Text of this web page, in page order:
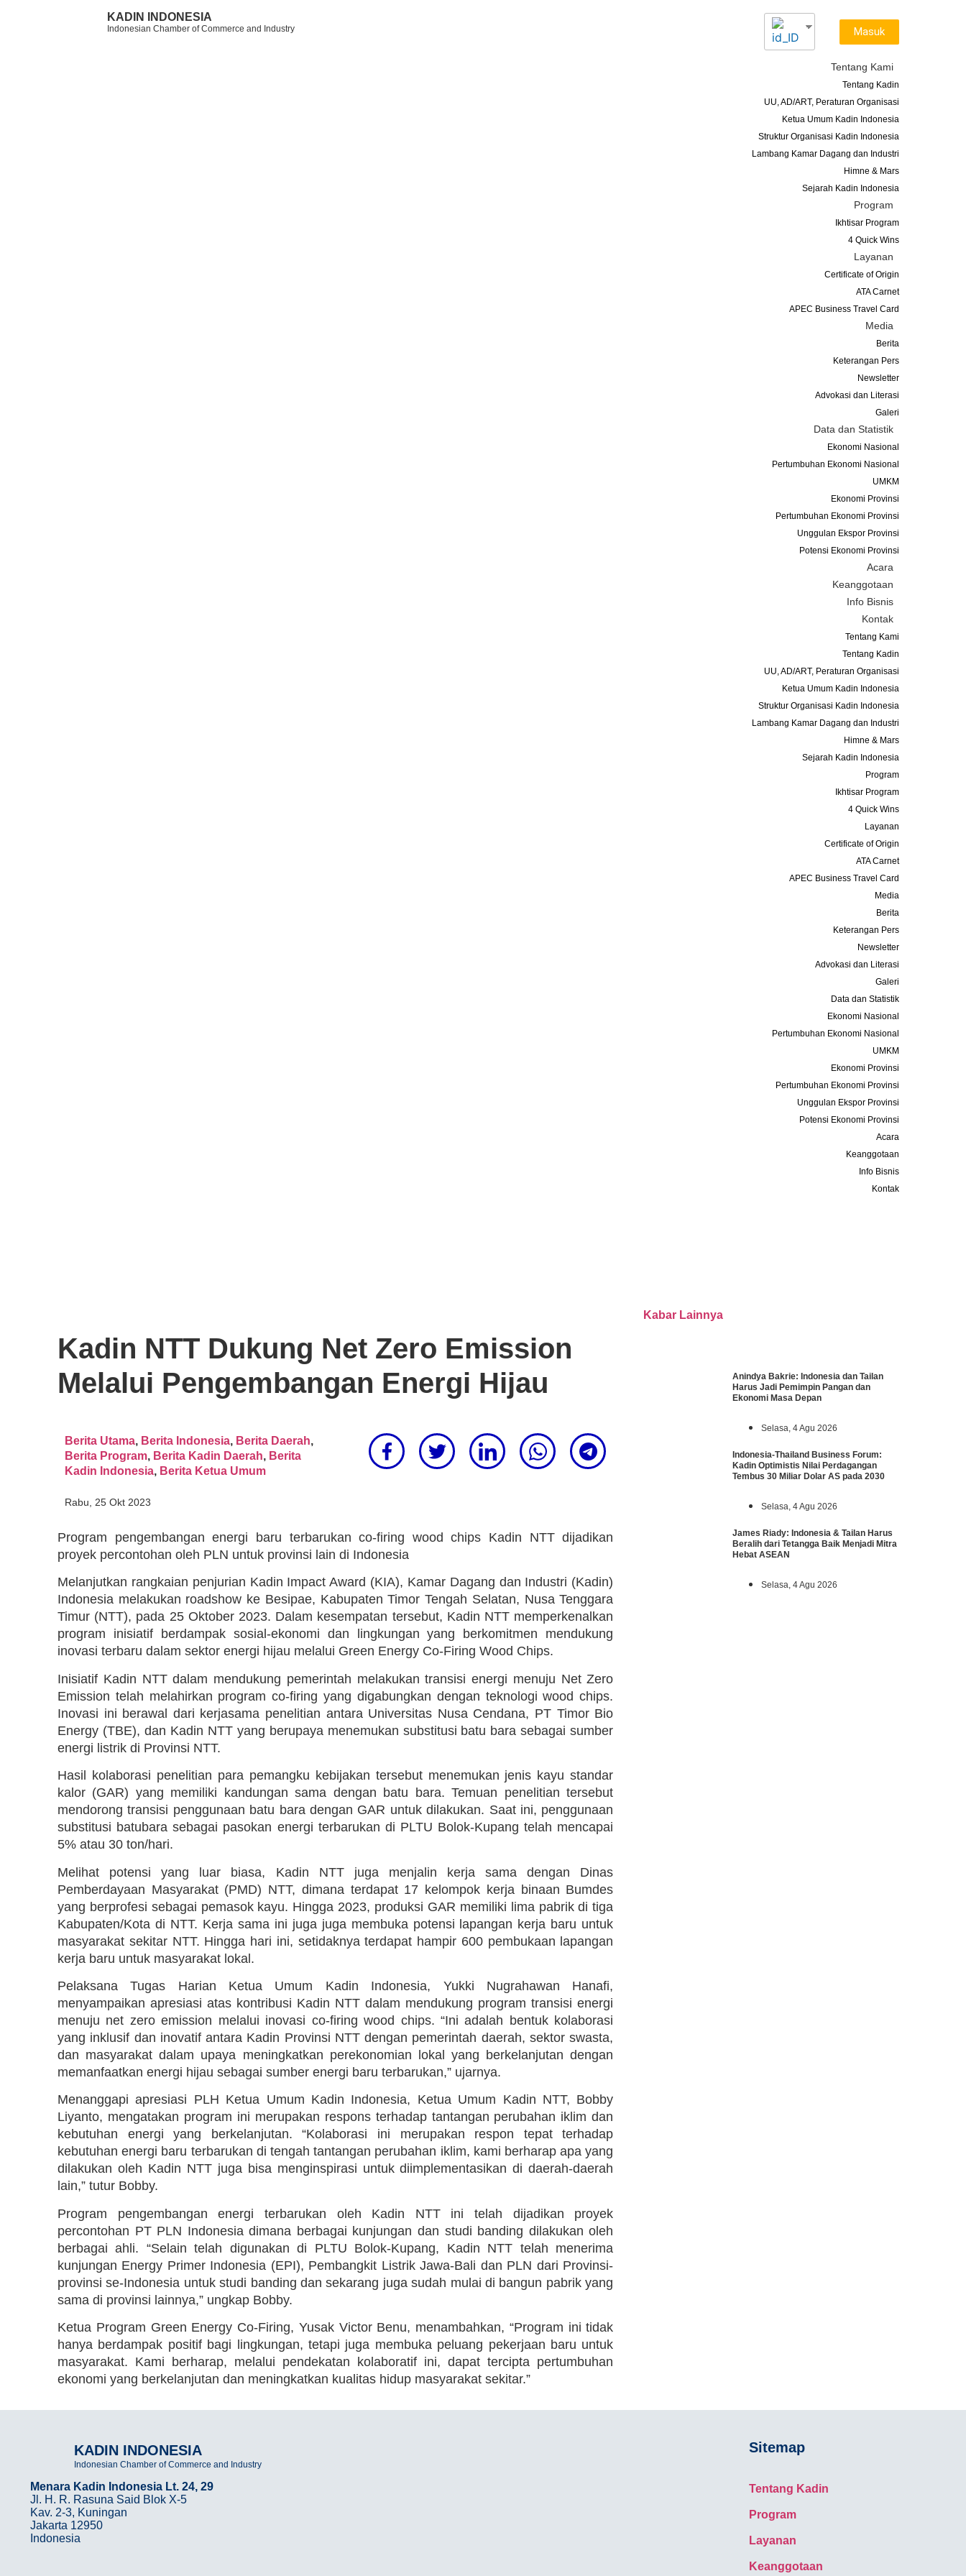
KADIN INDONESIA
Indonesian Chamber of Commerce and Industry Masuk
Tentang Kami
Tentang Kadin
UU, AD/ART, Peraturan Organisasi
Ketua Umum Kadin Indonesia
Struktur Organisasi Kadin Indonesia
Lambang Kamar Dagang dan Industri
Himne & Mars
Sejarah Kadin Indonesia
Program
Ikhtisar Program
4 Quick Wins
Layanan
Certificate of Origin
ATA Carnet
APEC Business Travel Card
Media
Berita
Keterangan Pers
Newsletter
Advokasi dan Literasi
Galeri
Data dan Statistik
Ekonomi Nasional
Pertumbuhan Ekonomi Nasional
UMKM
Ekonomi Provinsi
Pertumbuhan Ekonomi Provinsi
Unggulan Ekspor Provinsi
Potensi Ekonomi Provinsi
Acara
Keanggotaan
Info Bisnis
Kontak
Tentang Kami
Tentang Kadin
UU, AD/ART, Peraturan Organisasi
Ketua Umum Kadin Indonesia
Struktur Organisasi Kadin Indonesia
Lambang Kamar Dagang dan Industri
Himne & Mars
Sejarah Kadin Indonesia
Program
Ikhtisar Program
4 Quick Wins
Layanan
Certificate of Origin
ATA Carnet
APEC Business Travel Card
Media
Berita
Keterangan Pers
Newsletter
Advokasi dan Literasi
Galeri
Data dan Statistik
Ekonomi Nasional
Pertumbuhan Ekonomi Nasional
UMKM
Ekonomi Provinsi
Pertumbuhan Ekonomi Provinsi
Unggulan Ekspor Provinsi
Potensi Ekonomi Provinsi
Acara
Keanggotaan
Info Bisnis
Kontak
Kadin NTT Dukung Net Zero Emission
Melalui Pengembangan Energi Hijau
Berita Utama, Berita Indonesia, Berita Daerah,
Berita Program, Berita Kadin Daerah, Berita
Kadin Indonesia, Berita Ketua Umum
Rabu, 25 Okt 2023
Program pengembangan energi baru terbarukan co-firing wood chips Kadin NTT dijadikan
proyek percontohan oleh PLN untuk provinsi lain di Indonesia
Melanjutkan rangkaian penjurian Kadin Impact Award (KIA), Kamar Dagang dan Industri (Kadin)
Indonesia melakukan roadshow ke Besipae, Kabupaten Timor Tengah Selatan, Nusa Tenggara
Timur (NTT), pada 25 Oktober 2023. Dalam kesempatan tersebut, Kadin NTT memperkenalkan
program inisiatif berdampak sosial-ekonomi dan lingkungan yang berkomitmen mendukung
inovasi terbaru dalam sektor energi hijau melalui Green Energy Co-Firing Wood Chips.
Inisiatif Kadin NTT dalam mendukung pemerintah melakukan transisi energi menuju Net Zero
Emission telah melahirkan program co-firing yang digabungkan dengan teknologi wood chips.
Inovasi ini berawal dari kerjasama penelitian antara Universitas Nusa Cendana, PT Timor Bio
Energy (TBE), dan Kadin NTT yang berupaya menemukan substitusi batu bara sebagai sumber
energi listrik di Provinsi NTT.
Hasil kolaborasi penelitian para pemangku kebijakan tersebut menemukan jenis kayu standar
kalor (GAR) yang memiliki kandungan sama dengan batu bara. Temuan penelitian tersebut
mendorong transisi penggunaan batu bara dengan GAR untuk dilakukan. Saat ini, penggunaan
substitusi batubara sebagai pasokan energi terbarukan di PLTU Bolok-Kupang telah mencapai
5% atau 30 ton/hari.
Melihat potensi yang luar biasa, Kadin NTT juga menjalin kerja sama dengan Dinas
Pemberdayaan Masyarakat (PMD) NTT, dimana terdapat 17 kelompok kerja binaan Bumdes
yang berprofesi sebagai pemasok kayu. Hingga 2023, produksi GAR memiliki lima pabrik di tiga
Kabupaten/Kota di NTT. Kerja sama ini juga juga membuka potensi lapangan kerja baru untuk
masyarakat sekitar NTT. Hingga hari ini, setidaknya terdapat hampir 600 pembukaan lapangan
kerja baru untuk masyarakat lokal.
Pelaksana Tugas Harian Ketua Umum Kadin Indonesia, Yukki Nugrahawan Hanafi,
menyampaikan apresiasi atas kontribusi Kadin NTT dalam mendukung program transisi energi
menuju net zero emission melalui inovasi co-firing wood chips. “Ini adalah bentuk kolaborasi
yang inklusif dan inovatif antara Kadin Provinsi NTT dengan pemerintah daerah, sektor swasta,
dan masyarakat dalam upaya meningkatkan perekonomian lokal yang berkelanjutan dengan
memanfaatkan energi hijau sebagai sumber energi baru terbarukan,” ujarnya.
Menanggapi apresiasi PLH Ketua Umum Kadin Indonesia, Ketua Umum Kadin NTT, Bobby
Liyanto, mengatakan program ini merupakan respons terhadap tantangan perubahan iklim dan
kebutuhan energi yang berkelanjutan. “Kolaborasi ini merupakan respon tepat terhadap
kebutuhan energi baru terbarukan di tengah tantangan perubahan iklim, kami berharap apa yang
dilakukan oleh Kadin NTT juga bisa menginspirasi untuk diimplementasikan di daerah-daerah
lain,” tutur Bobby.
Program pengembangan energi terbarukan oleh Kadin NTT ini telah dijadikan proyek
percontohan PT PLN Indonesia dimana berbagai kunjungan dan studi banding dilakukan oleh
berbagai ahli. “Selain telah digunakan di PLTU Bolok-Kupang, Kadin NTT telah menerima
kunjungan Energy Primer Indonesia (EPI), Pembangkit Listrik Jawa-Bali dan PLN dari Provinsi-
provinsi se-Indonesia untuk studi banding dan sekarang juga sudah mulai di bangun pabrik yang
sama di provinsi lainnya,” ungkap Bobby.
Ketua Program Green Energy Co-Firing, Yusak Victor Benu, menambahkan, “Program ini tidak
hanya berdampak positif bagi lingkungan, tetapi juga membuka peluang pekerjaan baru untuk
masyarakat. Kami berharap, melalui pendekatan kolaboratif ini, dapat tercipta pertumbuhan
ekonomi yang berkelanjutan dan meningkatkan kualitas hidup masyarakat sekitar.”
Kabar Lainnya
Anindya Bakrie: Indonesia dan Tailan
Harus Jadi Pemimpin Pangan dan
Ekonomi Masa Depan
Selasa, 4 Agu 2026
Indonesia-Thailand Business Forum:
Kadin Optimistis Nilai Perdagangan
Tembus 30 Miliar Dolar AS pada 2030
Selasa, 4 Agu 2026
James Riady: Indonesia & Tailan Harus
Beralih dari Tetangga Baik Menjadi Mitra
Hebat ASEAN
Selasa, 4 Agu 2026
KADIN INDONESIA
Indonesian Chamber of Commerce and Industry
Menara Kadin Indonesia Lt. 24, 29
Jl. H. R. Rasuna Said Blok X-5
Kav. 2-3, Kuningan
Jakarta 12950
Indonesia
Sitemap
Tentang Kadin
Program
Layanan
Keanggotaan